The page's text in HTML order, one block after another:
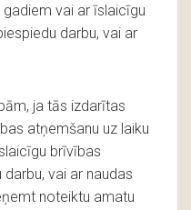
vai ar īslaicīgu
darbu, vai ar
ja tās izdarītas
atņemšanu uz laiku
brīvības
vai ar naudas
noteiktu amatu